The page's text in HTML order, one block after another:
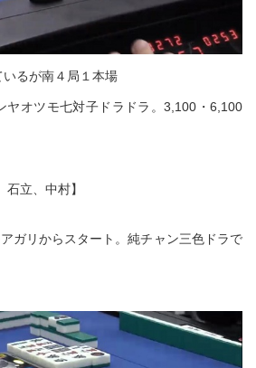
るが南４局１本場
ヤオツモ七対子ドラドラ。3,100・6,100
石立、中村】
ガリからスタート。純チャン三色ドラで